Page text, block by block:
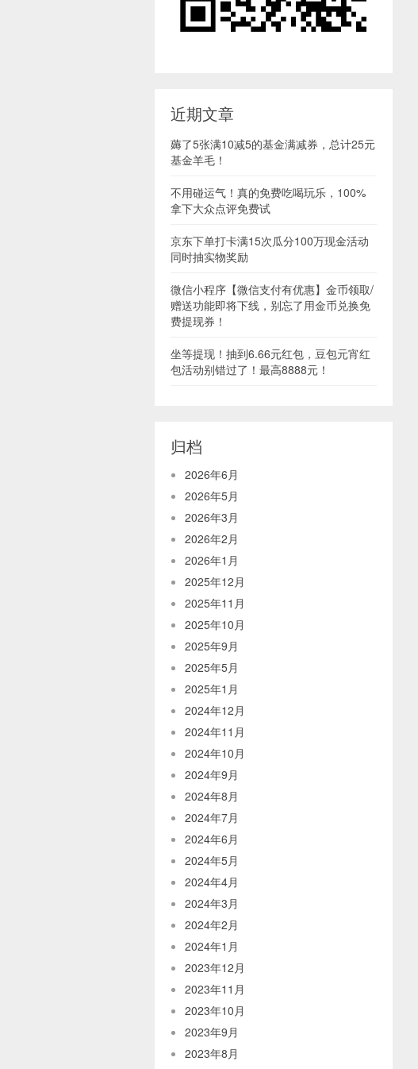
近期文章
薅了5张满10减5的基金满减券，总计25元
基金羊毛！
不用碰运气！真的免费吃喝玩乐，100%
拿下大众点评免费试
京东下单打卡满15次瓜分100万现金活动
同时抽实物奖励
微信小程序【微信支付有优惠】金币领取/
赠送功能即将下线，别忘了用金币兑换免
费提现券！
坐等提现！抽到6.66元红包，豆包元宵红
包活动别错过了！最高8888元！
归档
2026年6月
2026年5月
2026年3月
2026年2月
2026年1月
2025年12月
2025年11月
2025年10月
2025年9月
2025年5月
2025年1月
2024年12月
2024年11月
2024年10月
2024年9月
2024年8月
2024年7月
2024年6月
2024年5月
2024年4月
2024年3月
2024年2月
2024年1月
2023年12月
2023年11月
2023年10月
2023年9月
2023年8月